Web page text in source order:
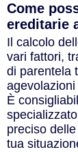
Come
ereditarie
Il calcolo
vari fattori,
di parentela
È
preciso
tua